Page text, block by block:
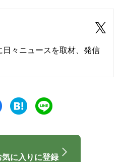
々ニュースを取材、発信
に入りに登録